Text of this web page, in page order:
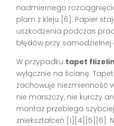
nadmiernego
plam z kleju [6] . Papier
uszkodzenia podczas
błędów przy samodzielnej
W przypadku tapet
wyłącznie na ścianę.
zachowuje niezmienność
nie marszczy, nie kurczy
montaż przebiega
zniekształceń [1][4][5][6] .